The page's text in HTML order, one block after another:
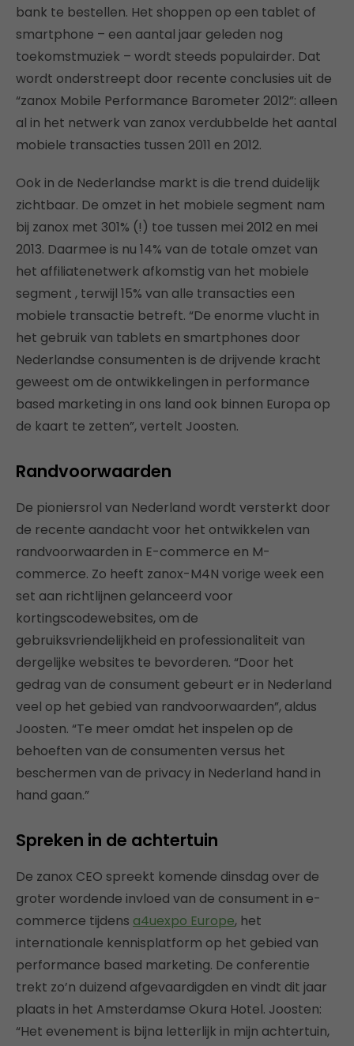
bank te bestellen. Het shoppen op een tablet of
smartphone – een aantal jaar geleden nog
toekomstmuziek – wordt steeds populairder. Dat
wordt onderstreept door recente conclusies uit de
“zanox Mobile Performance Barometer 2012”: alleen
al in het netwerk van zanox verdubbelde het aantal
mobiele transacties tussen 2011 en 2012.
Ook in de Nederlandse markt is die trend duidelijk
zichtbaar. De omzet in het mobiele segment nam
bij zanox met 301% (!) toe tussen mei 2012 en mei
2013. Daarmee is nu 14% van de totale omzet van
het affiliatenetwerk afkomstig van het mobiele
segment , terwijl 15% van alle transacties een
mobiele transactie betreft. “De enorme vlucht in
het gebruik van tablets en smartphones door
Nederlandse consumenten is de drijvende kracht
geweest om de ontwikkelingen in performance
based marketing in ons land ook binnen Europa op
de kaart te zetten”, vertelt Joosten.
Randvoorwaarden
De pioniersrol van Nederland wordt versterkt door
de recente aandacht voor het ontwikkelen van
randvoorwaarden in E-commerce en M-
commerce. Zo heeft zanox-M4N vorige week een
set aan richtlijnen gelanceerd voor
kortingscodewebsites, om de
gebruiksvriendelijkheid en professionaliteit van
dergelijke websites te bevorderen. “Door het
gedrag van de consument gebeurt er in Nederland
veel op het gebied van randvoorwaarden”, aldus
Joosten. “Te meer omdat het inspelen op de
behoeften van de consumenten versus het
beschermen van de privacy in Nederland hand in
hand gaan.”
Spreken in de achtertuin
De zanox CEO spreekt komende dinsdag over de
groter wordende invloed van de consument in e-
commerce tijdens a4uexpo Europe, het
internationale kennisplatform op het gebied van
performance based marketing. De conferentie
trekt zo’n duizend afgevaardigden en vindt dit jaar
plaats in het Amsterdamse Okura Hotel. Joosten:
“Het evenement is bijna letterlijk in mijn achtertuin,